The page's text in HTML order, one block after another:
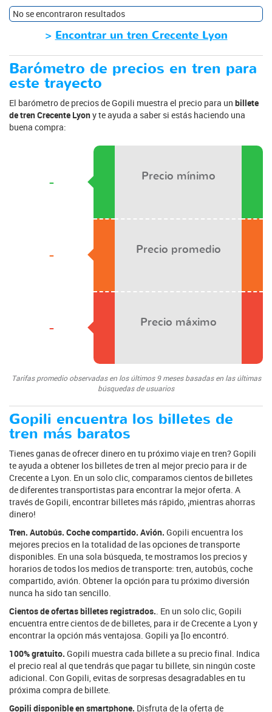
No se encontraron resultados
> Encontrar un tren Crecente Lyon
Barómetro de precios en tren para
este trayecto
El barómetro de precios de Gopili muestra el precio para un billete
de tren Crecente Lyony te ayuda a saber si estás haciendo una
buena compra:
-
-
-
Precio mínimo
Precio promedio
Precio máximo
Tarifas promedio observadas en los últimos 9 meses basadas en las últimas
búsquedas de usuarios
Gopili encuentra los billetes de
tren más baratos
Tienes ganas de ofrecer dinero en tu próximo viaje en tren? Gopili
te ayuda a obtener los billetes de tren al mejor precio para ir de
Crecente a Lyon. En un solo clic, comparamos cientos de billetes
de diferentes transportistas para encontrar la mejor oferta. A
través de Gopili, encontrar billetes más rápido, ¡mientras ahorras
dinero!
Tren. Autobús. Coche compartido. Avión. Gopili encuentra los
mejores precios en la totalidad de las opciones de transporte
disponibles. En una sola búsqueda, te mostramos los precios y
horarios de todos los medios de transporte: tren, autobús, coche
compartido, avión. Obtener la opción para tu próximo diversión
nunca ha sido tan sencillo.
Cientos de ofertas billetes registrados. . En un solo clic, Gopili
encuentra entre cientos de de billetes, para ir de Crecente a Lyon y
encontrar la opción más ventajosa. Gopili ya [lo encontró.
100% gratuito. Gopili muestra cada billete a su precio final. Indica
el precio real al que tendrás que pagar tu billete, sin ningún coste
adicional. Con Gopili, evitas de sorpresas desagradables en tu
próxima compra de billete.
Gopili disponible en smartphone. Disfruta de la oferta de